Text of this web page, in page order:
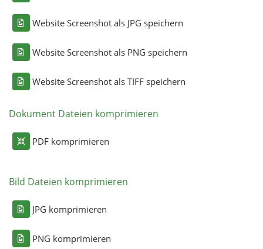
Website Screenshot als JPG speichern
Website Screenshot als PNG speichern
Website Screenshot als TIFF speichern
Dokument Dateien komprimieren
PDF komprimieren
Bild Dateien komprimieren
JPG komprimieren
PNG komprimieren